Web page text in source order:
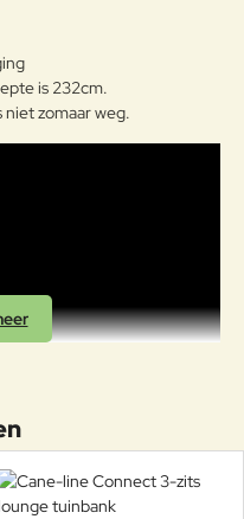
is 232cm.
niet zomaar weg.